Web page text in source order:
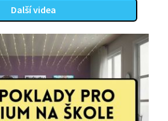
Další videa